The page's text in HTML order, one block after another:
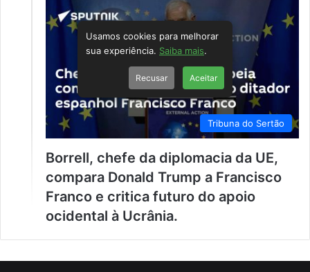
Tribuna do Sertão
Borrell, chefe da diplomacia da UE,
compara Donald Trump a Francisco
Franco e critica futuro do apoio
ocidental à Ucrânia.
Usamos cookies para melhorar
sua experiência. Saiba mais.
Recusar Aceitar